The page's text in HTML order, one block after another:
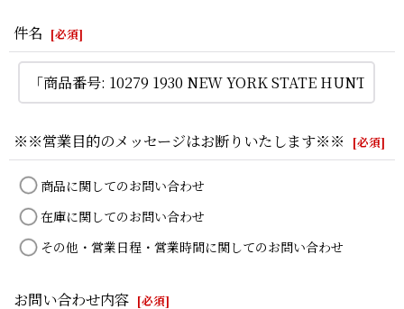
件名 [必須]
※※営業目的のメッセージはお断りいたします※※ [必須]
商品に関してのお問い合わせ
在庫に関してのお問い合わせ
その他・営業日程・営業時間に関してのお問い合わせ
お問い合わせ内容 [必須]